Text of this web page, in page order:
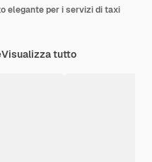
elegante per i servizi di taxi
Visualizza tutto